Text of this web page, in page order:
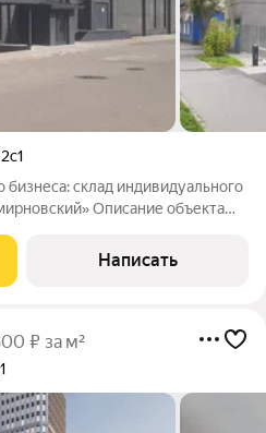
2с1
склад индивидуального
Описание объекта
Написать
₽ за м²